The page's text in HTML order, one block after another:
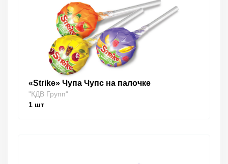
«Strike» Чупа Чупс на палочке
"КДВ Групп"
1 шт